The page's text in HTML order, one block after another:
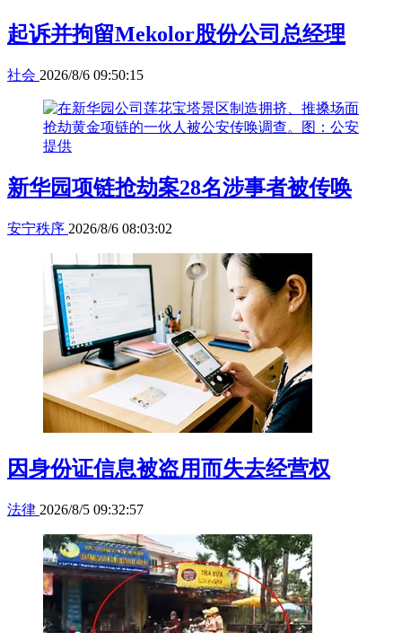
起诉并拘留Mekolor股份公司总经理
社会 2026/8/6 09:50:15
新华园项链抢劫案28名涉事者被传唤
安宁秩序 2026/8/6 08:03:02
因身份证信息被盗用而失去经营权
法律 2026/8/5 09:32:57